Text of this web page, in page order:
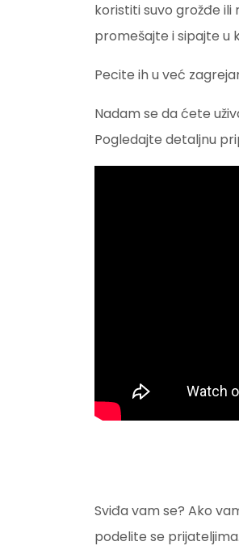
koristiti suvo grožđe ili
promešajte i sipajte u
Pecite ih u već
Nadam se da ćete
Pogledajte detaljnu
Sviđa vam se? Ako
podelite se prijateljima.